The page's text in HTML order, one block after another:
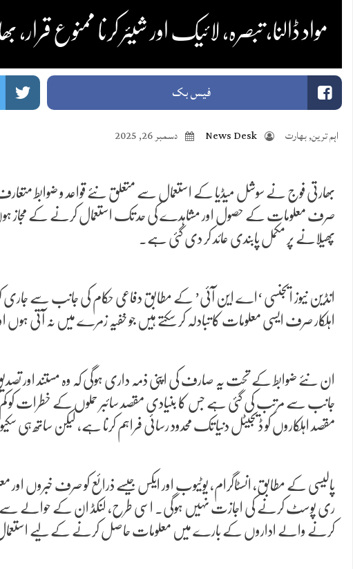
مواد ڈالنا، تبصرہ، لائیک اور شیئر کرنا ممنوع
فیس بک
اہم ترین,بھارت News Desk دسمبر 26, 2025
بھارتی فوج نے سوشل میڈیا کے استعمال سے متعلق نئے قواعد و ضوابط
صرف معلومات کے حصول اور مشاہدے کی حد تک استعمال کرنے کے مجاز
پھیلانے پر مکمل پابندی عائد کر دی گئی ہے۔
انڈین نیوز ایجنسی ‘اے این آئی’ کے مطابق دفاعی حکام کی جانب سے جاری
اہلکار صرف ایسی معلومات کا تبادلہ کر سکتے ہیں جو خفیہ زمرے میں نہ آتی
ان نئے ضوابط کے تحت یہ صارف کی اپنی ذمہ داری ہوگی کہ وہ مستند اور
جانب سے مرتب کی گئی ہے جس کا بنیادی مقصد سائبر حملوں کے خطرات کو کم
مقصد اہلکاروں کو ڈیجیٹل دنیا تک محدود رسائی فراہم کرنا ہے، لیکن ساتھ ہی
پالیسی کے مطابق، انسٹاگرام، یوٹیوب اور ایکس جیسے ذرائع کو صرف خبروں
ری پوسٹ کرنے کی اجازت نہیں ہوگی۔ اسی طرح، لنکڈ ان کے حوالے سے
کرنے والے اداروں کے بارے میں معلومات حاصل کرنے کے لیے استعمال